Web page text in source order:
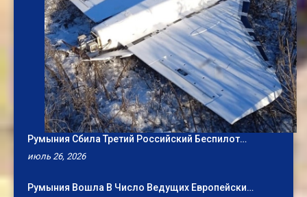
Румыния Сбила Третий Российский Беспилот…
июль 26, 2026
Румыния Вошла В Число Ведущих Европейски…